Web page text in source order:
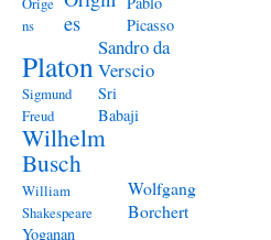
ns
es
Picasso
Platon
Sandro da
Verscio
Sigmund
Freud
Sri
Babaji
Wilhelm
Busch
William
Shakespeare
Wolfgang
Borchert
Yoganan